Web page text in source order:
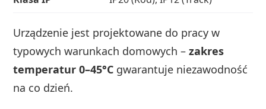
Urządzenie jest projektowane do pracy w
typowych warunkach domowych –zakres
temperatur 0–45°C gwarantuje niezawodność
na co dzień.